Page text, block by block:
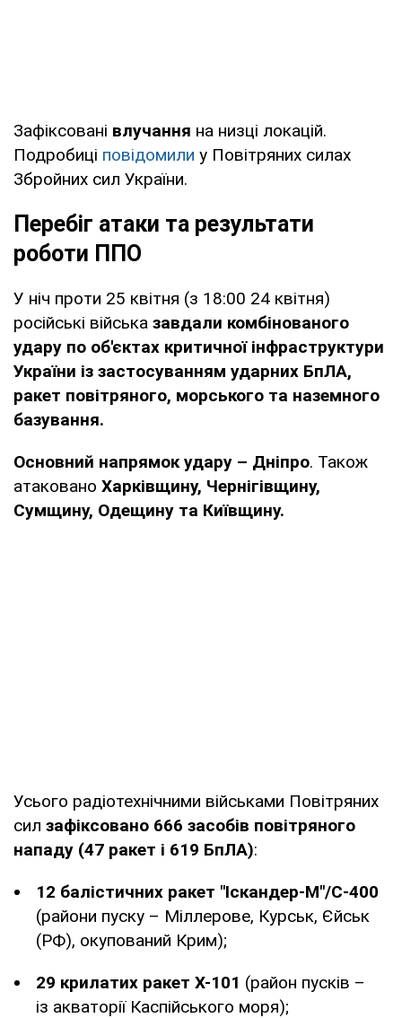
Зафіксовані влучання на низці локацій.
Подробиці повідомили у Повітряних силах
Збройних сил України.
Перебіг атаки та результати
роботи ППО
У ніч проти 25 квітня (з 18:00 24 квітня)
російські війська завдали комбінованого
удару по об'єктах критичної інфраструктури
України із застосуванням ударних БпЛА,
ракет повітряного, морського та наземного
базування.
Основний напрямок удару – Дніпро. Також
атаковано Харківщину, Чернігівщину,
Сумщину, Одещину та Київщину.
Усього радіотехнічними військами Повітряних
сил зафіксовано 666 засобів повітряного
нападу (47 ракет і 619 БпЛА):
12 балістичних ракет "Іскандер-М"/С-400
(райони пуску – Міллерове, Курськ, Єйськ
(РФ), окупований Крим);
29 крилатих ракет Х-101 (район пусків –
із акваторії Каспійського моря);